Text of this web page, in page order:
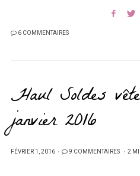
6 COMMENTAIRES
Haul Soldes
janvier 2016
PUBLIÉ
FÉVRIER 1, 2016 9 COMMENTAIRES 2